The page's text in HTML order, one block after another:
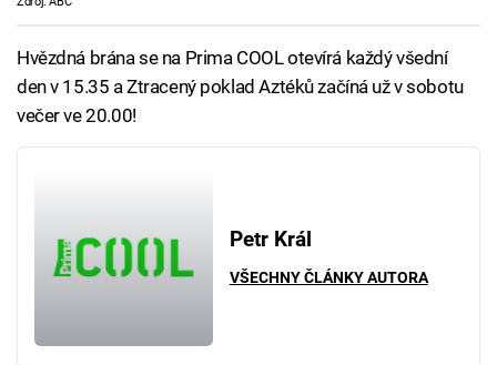
Hvězdná brána se na Prima COOL otevírá každý všední
den v 15.35 a Ztracený poklad Aztéků začíná už v sobotu
večer ve 20.00!
Petr Král
VŠECHNY ČLÁNKY AUTORA